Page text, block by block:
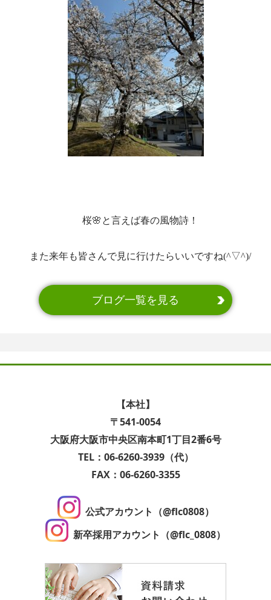
桜🌸と言えば春の風物詩！
また来年も皆さんで見に行けたらいいですね(^▽^)/
ブログ一覧を見る
【本社】
〒541-0054
大阪府大阪市中央区南本町1丁目2番6号
TEL：06-6260-3939（代）
FAX：06-6260-3355
公式アカウント（@flc0808）
新卒採用アカウント（@flc_0808）